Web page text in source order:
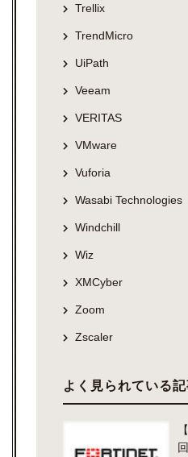
Trellix
TrendMicro
UiPath
Veeam
VERITAS
VMware
Vuforia
Wasabi Technologies
Windchill
Wiz
XMCyber
Zoom
Zscaler
よく見られている